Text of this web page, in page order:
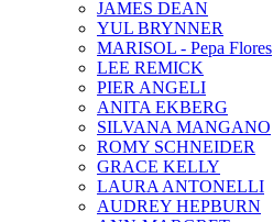
JAMES DEAN
YUL BRYNNER
MARISOL - Pepa Flores
LEE REMICK
PIER ANGELI
ANITA EKBERG
SILVANA MANGANO
ROMY SCHNEIDER
GRACE KELLY
LAURA ANTONELLI
AUDREY HEPBURN